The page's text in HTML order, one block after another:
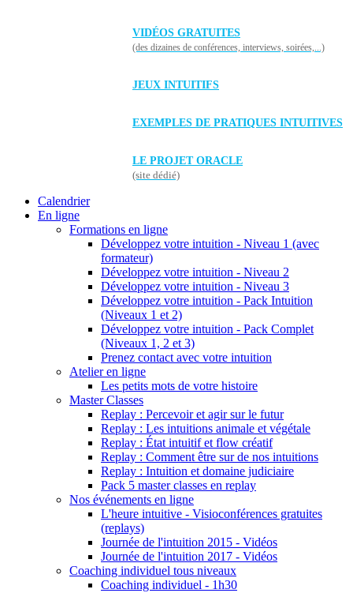
VIDÉOS GRATUITES
(des dizaines de conférences, interviews, soirées,...)
JEUX INTUITIFS
EXEMPLES DE PRATIQUES INTUITIVES
LE PROJET ORACLE
(site dédié)
Calendrier
En ligne
Formations en ligne
Développez votre intuition - Niveau 1 (avec
formateur)
Développez votre intuition - Niveau 2
Développez votre intuition - Niveau 3
Développez votre intuition - Pack Intuition
(Niveaux 1 et 2)
Développez votre intuition - Pack Complet
(Niveaux 1, 2 et 3)
Prenez contact avec votre intuition
Atelier en ligne
Les petits mots de votre histoire
Master Classes
Replay : Percevoir et agir sur le futur
Replay : Les intuitions animale et végétale
Replay : État intuitif et flow créatif
Replay : Comment être sur de nos intuitions
Replay : Intuition et domaine judiciaire
Pack 5 master classes en replay
Nos événements en ligne
L'heure intuitive - Visioconférences gratuites
(replays)
Journée de l'intuition 2015 - Vidéos
Journée de l'intuition 2017 - Vidéos
Coaching individuel tous niveaux
Coaching individuel - 1h30